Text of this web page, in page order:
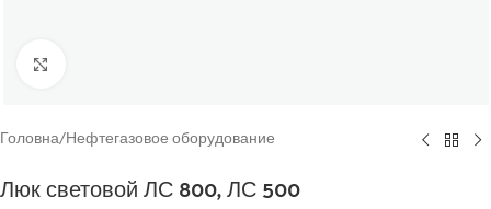
Головна/Нефтегазовое оборудование
Люк световой ЛС 800, ЛС 500